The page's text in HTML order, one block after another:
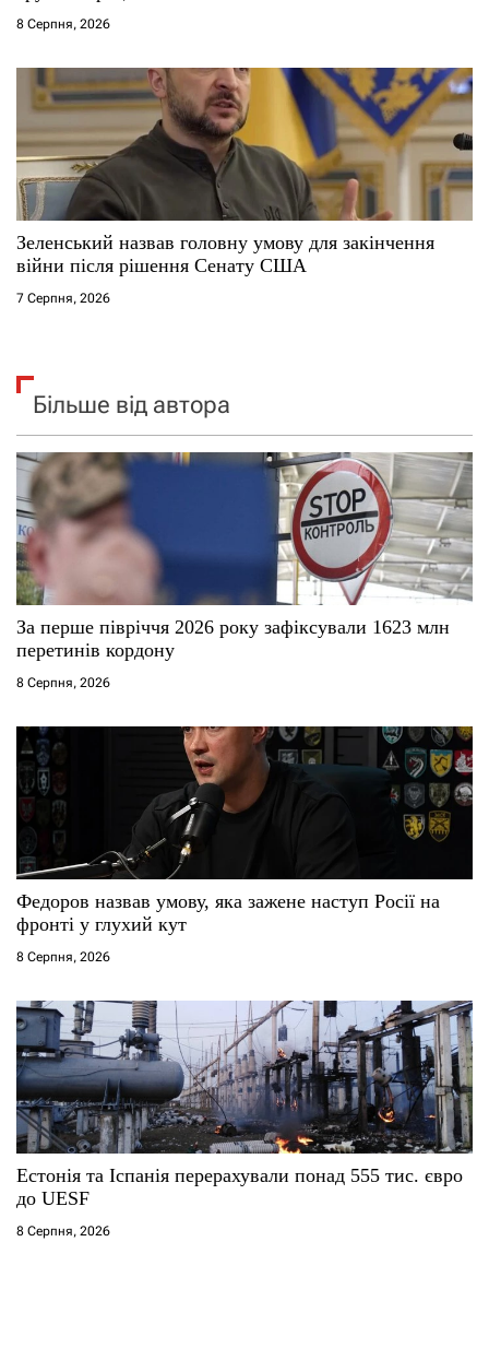
8 Серпня, 2026
Зеленський назвав головну умову для закінчення
війни після рішення Сенату США
7 Серпня, 2026
Більше від автора
За перше півріччя 2026 року зафіксували 1623 млн
перетинів кордону
8 Серпня, 2026
Федоров назвав умову, яка зажене наступ Росії на
фронті у глухий кут
8 Серпня, 2026
Естонія та Іспанія перерахували понад 555 тис. євро
до UESF
8 Серпня, 2026